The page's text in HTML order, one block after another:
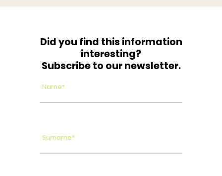
Did you find this information
interesting?
Subscribe to our newsletter.
Name*
Surname*